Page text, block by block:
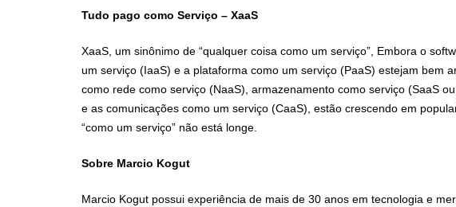
Tudo pago como Serviço – XaaS
XaaS, um sinônimo de “qualquer coisa como um serviço”, Embora o
um serviço (IaaS) e a plataforma como um serviço (PaaS) estejam bem
como rede como serviço (NaaS), armazenamento como serviço (SaaS
e as comunicações como um serviço (CaaS), estão crescendo em
“como um serviço” não está longe.
Sobre Marcio Kogut
Marcio Kogut possui experiência de mais de 30 anos em tecnologia e